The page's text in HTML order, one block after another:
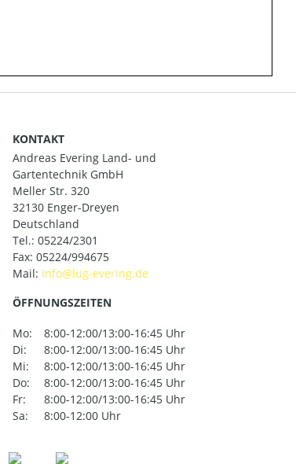
KONTAKT
Andreas Evering Land- und
Gartentechnik GmbH
Meller Str. 320
32130 Enger-Dreyen
Deutschland
Tel.: 05224/2301
Fax: 05224/994675
Mail:
ÖFFNUNGSZEITEN
Mo:
8:00-12:00/13:00-16:45 Uhr
Di:
8:00-12:00/13:00-16:45 Uhr
Mi:
8:00-12:00/13:00-16:45 Uhr
Do:
8:00-12:00/13:00-16:45 Uhr
Fr:
8:00-12:00/13:00-16:45 Uhr
Sa:
8:00-12:00 Uhr